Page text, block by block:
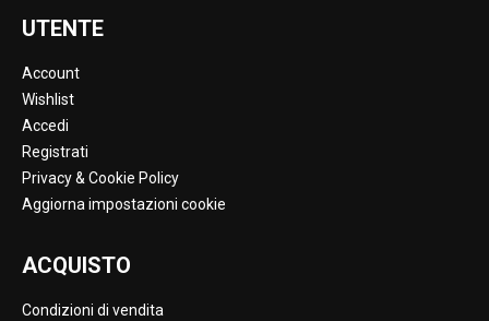
UTENTE
Account
Wishlist
Accedi
Registrati
Privacy & Cookie Policy
Aggiorna impostazioni cookie
ACQUISTO
Condizioni di vendita